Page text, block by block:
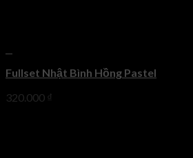
Fullset Nhật Bình Hồng Pastel
320.000 ₫